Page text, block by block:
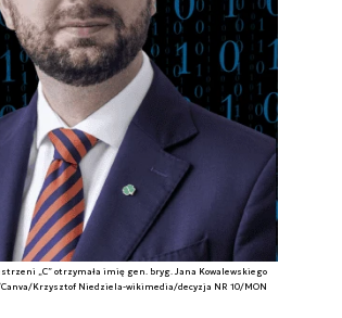
„C” otrzymała imię gen. bryg. Jana Kowalewskiego
Canva/Krzysztof Niedziela-wikimedia/decyzja NR 10/MON